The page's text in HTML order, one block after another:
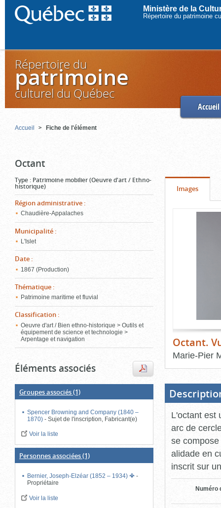
Ministère de la
Répertoire du patrimoine
Répertoire du
patrimoine
culturel du Québec
Accueil
Accueil Fiche de l'élément
Octant
Type : Patrimoine mobilier (Oeuvre d'art / Ethno-
historique)
Région administrative :
Chaudière-Appalaches
Municipalité :
L'Islet
Date :
1867 (Production)
Thématique :
Patrimoine maritime et fluvial
Classification :
Oeuvre d'art / Bien ethno-historique > Outils et
équipement de science et technologie >
Arpentage et navigation
Éléments associés
Groupes associés(1)
Spencer Browning and Company (1840 –
1870)-Sujet de l'inscription, Fabricant(e)
Voir la liste
Personnes associées(1)
Bernier, Joseph-Elzéar (1852 – 1934)
-
Propriétaire
Voir la liste
Onglet
Images(cliquer
pour
Contenu
Octant.
Marie-Pier
bloc
d'onglets
L'octant est
arc de
se
alidade en
inscrit sur
Numéro